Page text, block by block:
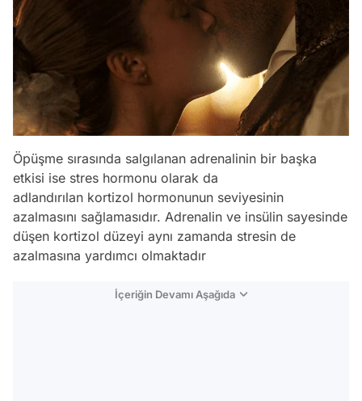
Öpüşme sırasında salgılanan adrenalinin bir başka
etkisi ise stres hormonu olarak da
adlandırılan kortizol hormonunun seviyesinin
azalmasını sağlamasıdır. Adrenalin ve insülin sayesinde
düşen kortizol düzeyi aynı zamanda stresin de
azalmasına yardımcı olmaktadır
İçeriğin Devamı Aşağıda